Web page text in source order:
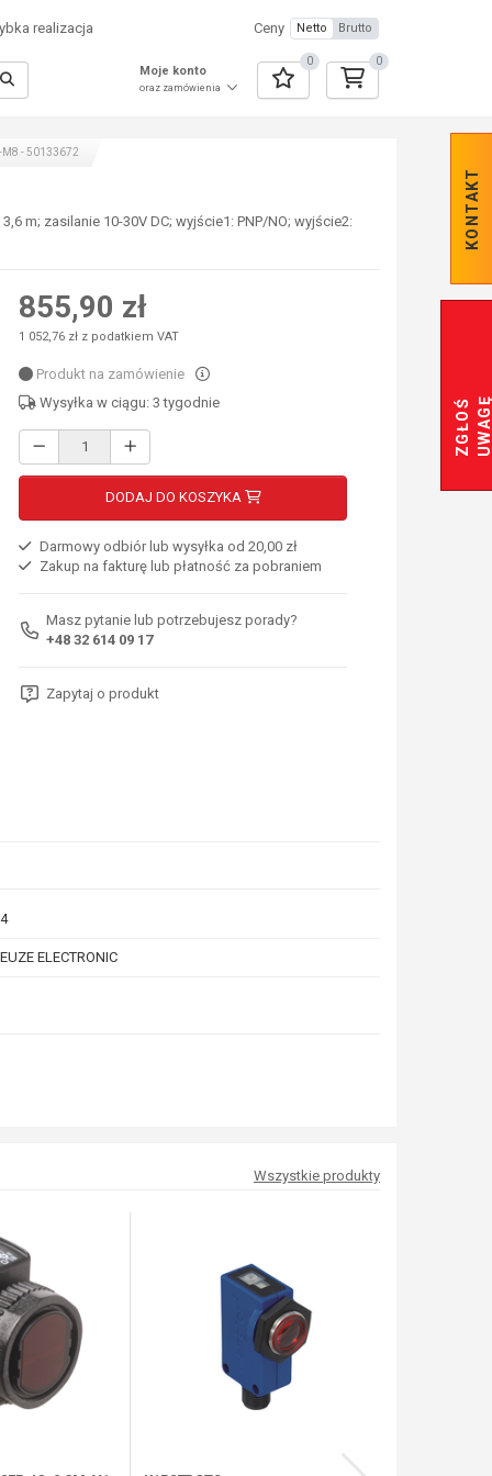
realizacja Ceny Netto Brutto
Moje konto
oraz zamówienia
0 0
KONTAKT
Z
G
Ł
O
Ś
U
W
A
GĘ
M8 - 50133672
m; zasilanie 10-30V DC; wyjście1: PNP/NO; wyjście2:
855,90 zł
1 052,76 zł z podatkiem VAT
Produkt na zamówienie
Wysyłka w ciągu: 3 tygodnie
DODAJ DO KOSZYKA
Darmowy odbiór lub wysyłka od 20,00 zł
Zakup na fakturę lub płatność za pobraniem
Masz pytanie lub potrzebujesz porady?
+48 32 614 09 17
Zapytaj o produkt
ELECTRONIC
Wszystkie produkty